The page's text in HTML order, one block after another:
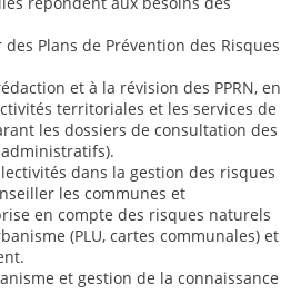
Plans de Prévention des Risques
et à la révision des PPRN, en
territoriales et les services de
les dossiers de consultation des
dans la gestion des risques
les communes et
en compte des risques naturels
(PLU, cartes communales) et
et gestion de la connaissance